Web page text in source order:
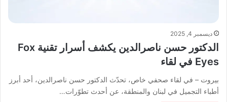
ديسمبر 4, 2025
الدكتور حسن ناصرالدين يكشف أسرار تقنية Fox
Eyes في لقاء
بيروت – في لقاء صحفي خاص، تحدّث الدكتور حسن ناصرالدين، أحد أبرز
أطباء التجميل في لبنان والمنطقة، عن أحدث تطوّرات…